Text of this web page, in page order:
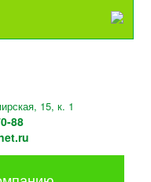
15, к. 1
88